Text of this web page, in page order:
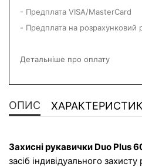
- Предплата VISA/MasterCard
- Предплата на розрахунковий
Детальніше про оплату
ОПИС
Захисні рукавички Duo Plus
засіб індивідуального